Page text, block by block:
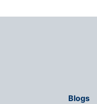
Blogs